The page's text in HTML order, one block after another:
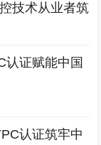
技术从业者筑
认证赋能中国
认证筑牢中